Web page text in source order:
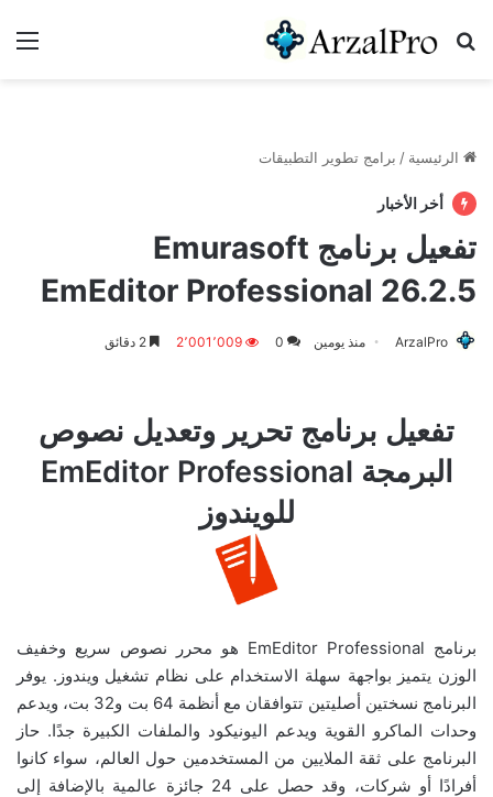
بحث عن
الرئيسية / برامج تطوير التطبيقات
أخر الأخبار
تفعيل برنامج Emurasoft
EmEditor Professional 26.2.5
ArzalPro منذ يومين 0 2٬001٬009
تفعيل برنامج تحرير وتعديل نصوص
البرمجة EmEditor Professional
للويندوز
برنامج EmEditor Professional هو محرر نصوص سريع وخفيف
الوزن يتميز بواجهة سهلة الاستخدام على نظام تشغيل ويندوز. يوفر
البرنامج نسختين أصليتين تتوافقان مع أنظمة 64 بت و32 بت، ويدعم
وحدات الماكرو القوية ويدعم اليونيكود والملفات الكبيرة جدًا. حاز
البرنامج على ثقة الملايين من المستخدمين حول العالم، سواء كانوا
أفرادًا أو شركات، وقد حصل على 24 جائزة عالمية بالإضافة إلى